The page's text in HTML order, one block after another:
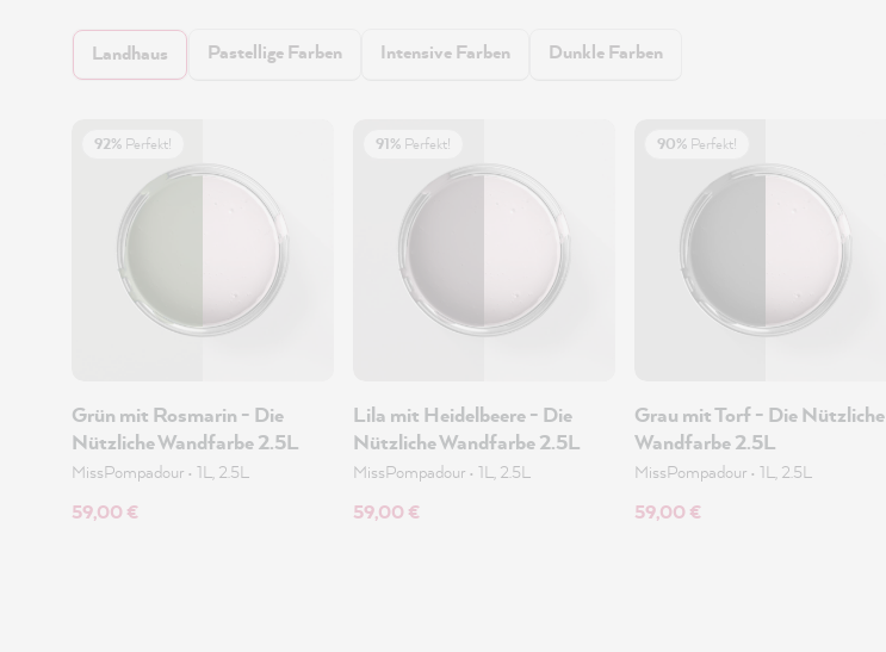
Landhaus Pastellige Farben Intensive Farben Dunkle Farben
92% Perfekt!
Grün mit Rosmarin - Die
Nützliche Wandfarbe 2.5L
MissPompadour • 1L, 2.5L
59,00 €
91% Perfekt!
Lila mit Heidelbeere - Die
Nützliche Wandfarbe 2.5L
MissPompadour • 1L, 2.5L
59,00 €
90% Perfekt!
Grau mit Torf - Die Nützliche
Wandfarbe 2.5L
MissPompadour • 1L, 2.5L
59,00 €